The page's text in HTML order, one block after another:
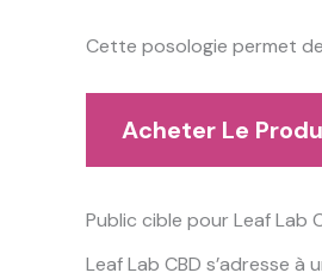
Cette posologie permet
Acheter Le
Public cible pour Leaf Lab
Leaf Lab CBD s’adresse